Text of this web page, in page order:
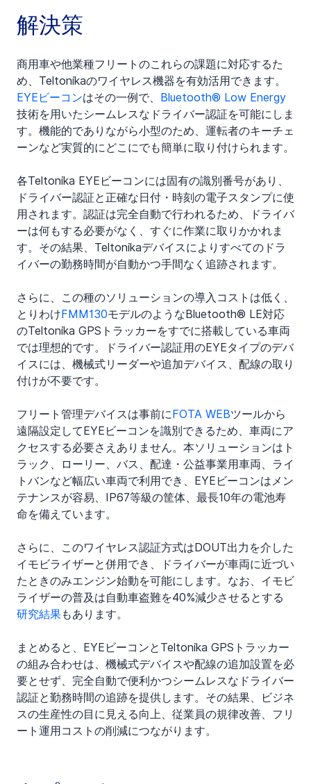
解決策
商用車や他業種フリートのこれらの課題に対応するた
め、Teltonikaのワイヤレス機器を有効活用できます。
EYEビーコンはその一例で、 Bluetooth® Low Energy
技術を用いたシームレスなドライバー認証を可能にしま
す。機能的でありながら小型のため、運転者のキーチェ
ーンなど実質的にどこにでも簡単に取り付けられます。
各Teltonika EYEビーコンには固有の識別番号があり、
ドライバー認証と正確な日付・時刻の電子スタンプに使
用されます。認証は完全自動で行われるため、ドライバ
ーは何もする必要がなく、すぐに作業に取りかかれま
す。その結果、Teltonikaデバイスによりすべてのドラ
イバーの勤務時間が自動かつ手間なく追跡されます。
さらに、この種のソリューションの導入コストは低く、
とりわけFMM130モデルのようなBluetooth® LE対応
のTeltonika GPSトラッカーをすでに搭載している車両
では理想的です。ドライバー認証用のEYEタイプのデバ
イスには、機械式リーダーや追加デバイス、配線の取り
付けが不要です。
フリート管理デバイスは事前にFOTA WEBツールから
遠隔設定してEYEビーコンを識別できるため、車両にア
クセスする必要さえありません。本ソリューションはト
ラック、ローリー、バス、配達・公益事業用車両、ライ
トバンなど幅広い車両で利用でき、EYEビーコンはメン
テナンスが容易、IP67等級の筐体、最長10年の電池寿
命を備えています。
さらに、このワイヤレス認証方式はDOUT出力を介した
イモビライザーと併用でき、ドライバーが車両に近づい
たときのみエンジン始動を可能にします。なお、イモビ
ライザーの普及は自動車盗難を40%減少させるとする
研究結果もあります。
まとめると、EYEビーコンとTeltonika GPSトラッカー
の組み合わせは、機械式デバイスや配線の追加設置を必
要とせず、完全自動で便利かつシームレスなドライバー
認証と勤務時間の追跡を提供します。その結果、ビジネ
スの生産性の目に見える向上、従業員の規律改善、フリ
ート運用コストの削減につながります。